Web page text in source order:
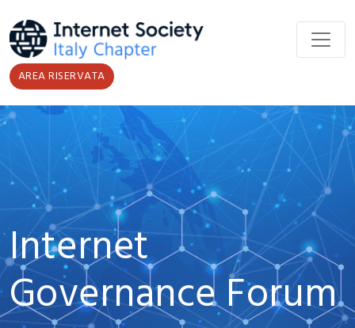
AREA RISERVATA
Internet
Governance Forum